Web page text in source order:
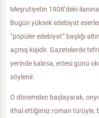
Meşrutiyetin 1908’deki
Bugün yüksek edebiyat
“popüler edebiyat” başlığı
açmış kişidir. Gazetelerde
yerinde kalırsa, ertesi günü
söylenir.
O dönemden başlayarak,
ithal ettiğimiz roman türüyle,